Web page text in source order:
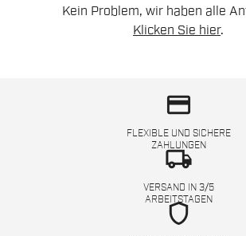
Kein Problem, wir haben alle
Klicken Sie hier.
credit_card
FLEXIBLE UND SICHERE
ZAHLUNGEN
local_shipping
VERSAND IN 3/5
ARBEITSTAGEN
shield